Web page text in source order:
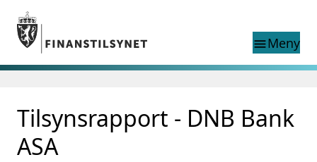
Gå til hovedinnhold
Gå til søkesiden
menuMeny
nettstedet
language
English
exist in English
Tilsynsrapport - DNB Bank
ASA